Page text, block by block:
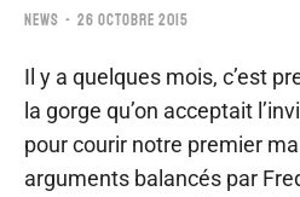
NEWS 26 OCTOBRE 2015
Il y a quelques mois, c’est
la gorge qu’on acceptait
pour courir notre premier
arguments balancés par